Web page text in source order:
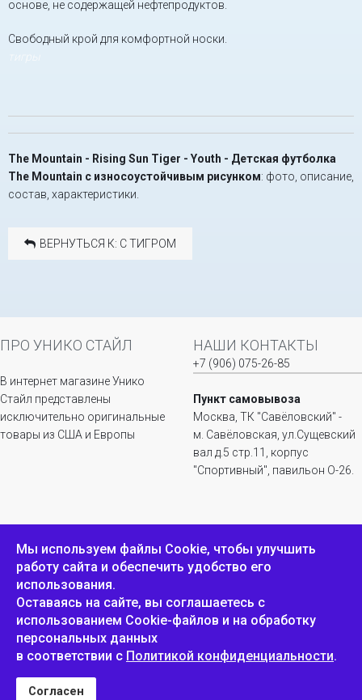
основе, не содержащей нефтепродуктов.
Свободный крой для комфортной носки.
тигры
The Mountain - Rising Sun Tiger - Youth - Детская футболка
The Mountain с износоустойчивым рисунком: фото, описание,
состав, характеристики.
ВЕРНУТЬСЯ К: С ТИГРОМ
ПРО УНИКО СТАЙЛ
В интернет магазине Унико
Стайл представлены
исключительно оригинальные
товары из США и Европы
НАШИ КОНТАКТЫ
+7 (906) 075-26-85
Пункт самовывоза
Москва, ТК "Савёловский" -
м. Савёловская, ул.Сущевский
вал д.5 стр.11, корпус
"Спортивный", павильон О-26.
ИНФОРМАЦИЯ
Положение о
конфиденциальности и
защите персональных
данных
ОБРАТНАЯ СВЯЗЬ
Пожаловаться
Мы используем файлы Сookie, чтобы улучшить
работу сайта и обеспечить удобство его
использования.
Оставаясь на сайте, вы соглашаетесь с
использованием Cookie-файлов и на обработку
персональных данных
в соответствии с Политикой конфиденциальности.
Согласен